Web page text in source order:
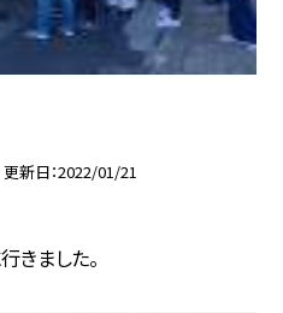
更新日 2022/01/21
きました。